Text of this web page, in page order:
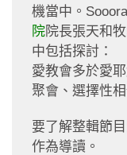
機當中。
院院長張天和
中包括探討：
愛教會多於愛
聚會、選擇性
要了解整輯節
作為導讀。